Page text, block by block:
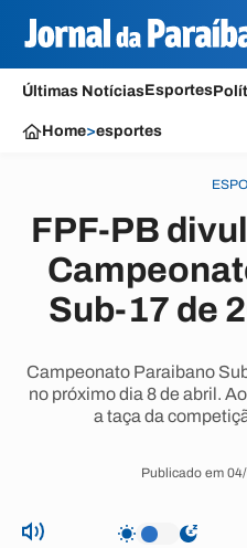
Últimas NotíciasEsportes
Home>esportes
FPF-PB
Sub-17 de
Campeonato Paraibano
no próximo dia 8 de abril.
a taça da
Publicado em